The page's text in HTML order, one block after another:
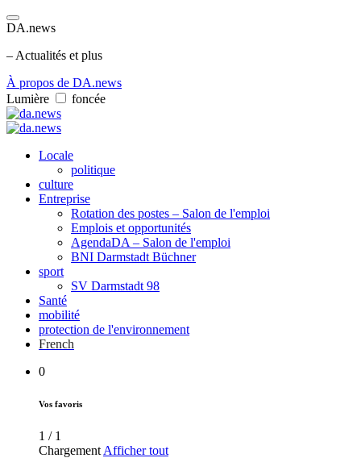
DA.news
– Actualités et plus
À propos de DA.news
Lumière
foncée
Locale
politique
culture
Entreprise
Rotation des postes – Salon de l'emploi
Emplois et opportunités
AgendaDA – Salon de l'emploi
BNI Darmstadt Büchner
sport
SV Darmstadt 98
Santé
mobilité
protection de l'environnement
French
0
Vos favoris
1 / 1
Chargement Afficher tout